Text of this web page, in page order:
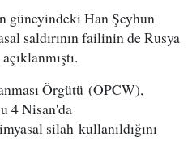
güneyindeki Han Şeyhun
saldırının failinin de Rusya
Örgütü (OPCW),
4 Nisan'da
silah kullanıldığını